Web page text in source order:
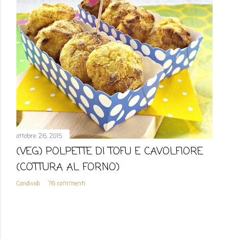
ottobre 26, 2015
(VEG) POLPETTE DI TOFU E CAVOLFIORE
(COTTURA AL FORNO)
Condividi 76 commenti